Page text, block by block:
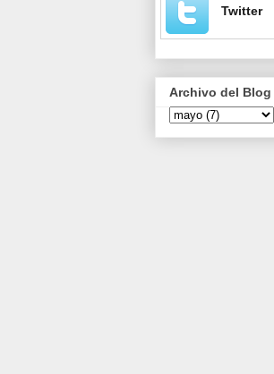
Twitter
Archivo del Blog